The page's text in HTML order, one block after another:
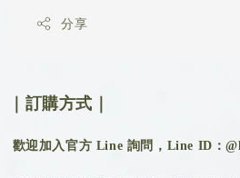
分享
｜訂購方式｜
歡迎加入官方 Line 詢問，Line ID：